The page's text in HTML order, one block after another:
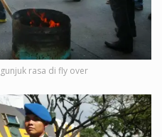
rasa di fly over